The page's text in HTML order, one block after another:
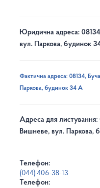
Юридична адреса:
вул. Паркова, будинок
Фактична адреса: 08134,
Паркова, будинок 34 А
Адреса для листування:
Вишневе, вул. Паркова,
Телефон:
(044) 406-38-13
Телефон: